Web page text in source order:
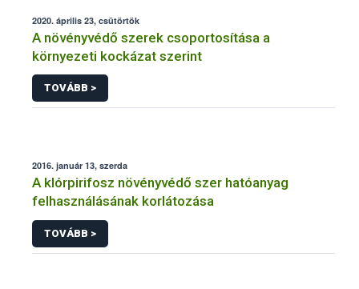
2020. április 23, csütörtök
A növényvédő szerek csoportosítása a
környezeti kockázat szerint
TOVÁBB >
2016. január 13, szerda
A klórpirifosz növényvédő szer hatóanyag
felhasználásának korlátozása
TOVÁBB >